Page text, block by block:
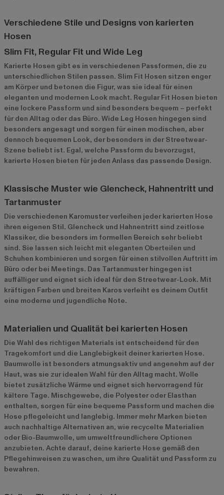
Verschiedene Stile und Designs von karierten
Hosen
Slim Fit, Regular Fit und Wide Leg
Karierte Hosen gibt es in verschiedenen Passformen, die zu
unterschiedlichen Stilen passen. Slim Fit Hosen sitzen enger
am Körper und betonen die Figur, was sie ideal für einen
eleganten und modernen Look macht. Regular Fit Hosen bieten
eine lockere Passform und sind besonders bequem – perfekt
für den Alltag oder das Büro. Wide Leg Hosen hingegen sind
besonders angesagt und sorgen für einen modischen, aber
dennoch bequemen Look, der besonders in der Streetwear-
Szene beliebt ist. Egal, welche Passform du bevorzugst,
karierte Hosen bieten für jeden Anlass das passende Design.
Klassische Muster wie Glencheck, Hahnentritt und
Tartanmuster
Die verschiedenen Karomuster verleihen jeder karierten Hose
ihren eigenen Stil. Glencheck und Hahnentritt sind zeitlose
Klassiker, die besonders im formellen Bereich sehr beliebt
sind. Sie lassen sich leicht mit eleganten Oberteilen und
Schuhen kombinieren und sorgen für einen stilvollen Auftritt im
Büro oder bei Meetings. Das Tartanmuster hingegen ist
auffälliger und eignet sich ideal für den Streetwear-Look. Mit
kräftigen Farben und breiten Karos verleiht es deinem Outfit
eine moderne und jugendliche Note.
Materialien und Qualität bei karierten Hosen
Die Wahl des richtigen Materials ist entscheidend für den
Tragekomfort und die Langlebigkeit deiner karierten Hose.
Baumwolle ist besonders atmungsaktiv und angenehm auf der
Haut, was sie zur idealen Wahl für den Alltag macht. Wolle
bietet zusätzliche Wärme und eignet sich hervorragend für
kältere Tage. Mischgewebe, die Polyester oder Elasthan
enthalten, sorgen für eine bequeme Passform und machen die
Hose pflegeleicht und langlebig. Immer mehr Marken bieten
auch nachhaltige Alternativen an, wie recycelte Materialien
oder Bio-Baumwolle, um umweltfreundlichere Optionen
anzubieten. Achte darauf, deine karierte Hose gemäß den
Pflegehinweisen zu waschen, um ihre Qualität und Passform zu
bewahren.